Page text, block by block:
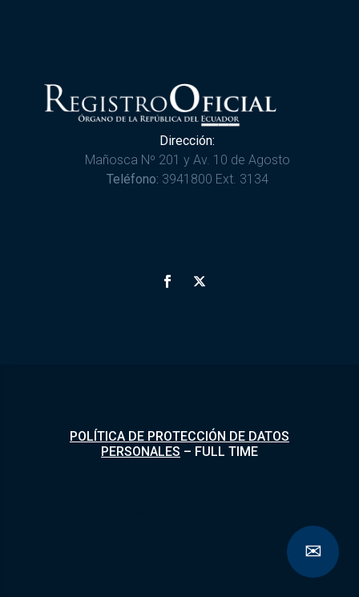
Dirección:
Mañosca Nº 201 y Av. 10 de Agosto
Teléfono: 3941800 Ext. 3134
POLÍTICA DE PROTECCIÓN DE DATOS
PERSONALES – FULL TIME
✉